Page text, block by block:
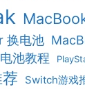
换电池
池教程
Switch游戏